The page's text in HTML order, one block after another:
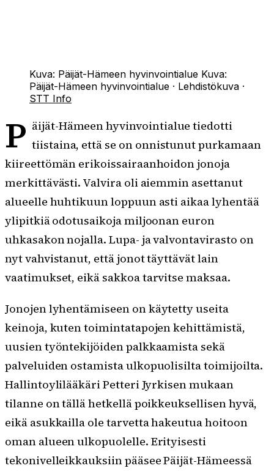
Kuva: Päijät-Hämeen hyvinvointialue Kuva:
Päijät-Hämeen hyvinvointialue · Lehdistökuva ·
STT Info
P äijät-Hämeen hyvinvointialue tiedotti
tiistaina, että se on onnistunut purkamaan
kiireettömän erikoissairaanhoidon jonoja
merkittävästi. Valvira oli aiemmin asettanut
alueelle huhtikuun loppuun asti aikaa lyhentää
ylipitkiä odotusaikoja miljoonan euron
uhkasakon nojalla. Lupa- ja valvontavirasto on
nyt vahvistanut, että jonot täyttävät lain
vaatimukset, eikä sakkoa tarvitse maksaa.
Jonojen lyhentämiseen on käytetty useita
keinoja, kuten toimintatapojen kehittämistä,
uusien työntekijöiden palkkaamista sekä
palveluiden ostamista ulkopuolisilta toimijoilta.
Hallintoylilääkäri Petteri Jyrkisen mukaan
tilanne on tällä hetkellä poikkeuksellisen hyvä,
eikä asukkailla ole tarvetta hakeutua hoitoon
oman alueen ulkopuolelle. Erityisesti
tekonivelleikkauksiin pääsee Päijät-Hämeessä